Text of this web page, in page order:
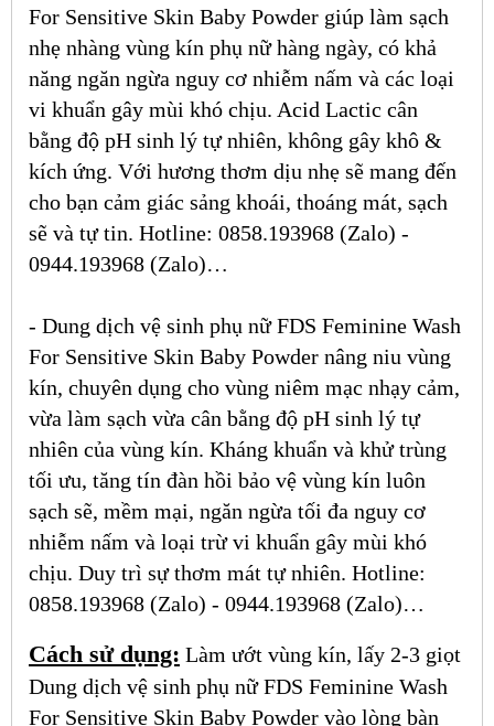
For Sensitive Skin Baby Powder giúp làm sạch
nhẹ nhàng vùng kín phụ nữ hàng ngày, có khả
năng ngăn ngừa nguy cơ nhiễm nấm và các loại
vi khuẩn gây mùi khó chịu. Acid Lactic cân
bằng độ pH sinh lý tự nhiên, không gây khô &
kích ứng. Với hương thơm dịu nhẹ sẽ mang đến
cho bạn cảm giác sảng khoái, thoáng mát, sạch
sẽ và tự tin. Hotline: 0858.193968 (Zalo) -
0944.193968 (Zalo)…
- Dung dịch vệ sinh phụ nữ FDS Feminine Wash
For Sensitive Skin Baby Powder nâng niu vùng
kín, chuyên dụng cho vùng niêm mạc nhạy cảm,
vừa làm sạch vừa cân bằng độ pH sinh lý tự
nhiên của vùng kín. Kháng khuẩn và khử trùng
tối ưu, tăng tín đàn hồi bảo vệ vùng kín luôn
sạch sẽ, mềm mại, ngăn ngừa tối đa nguy cơ
nhiễm nấm và loại trừ vi khuẩn gây mùi khó
chịu. Duy trì sự thơm mát tự nhiên. Hotline:
0858.193968 (Zalo) - 0944.193968 (Zalo)…
Cách sử dụng: Làm ướt vùng kín, lấy 2-3 giọt
Dung dịch vệ sinh phụ nữ FDS Feminine Wash
For Sensitive Skin Baby Powder vào lòng bàn